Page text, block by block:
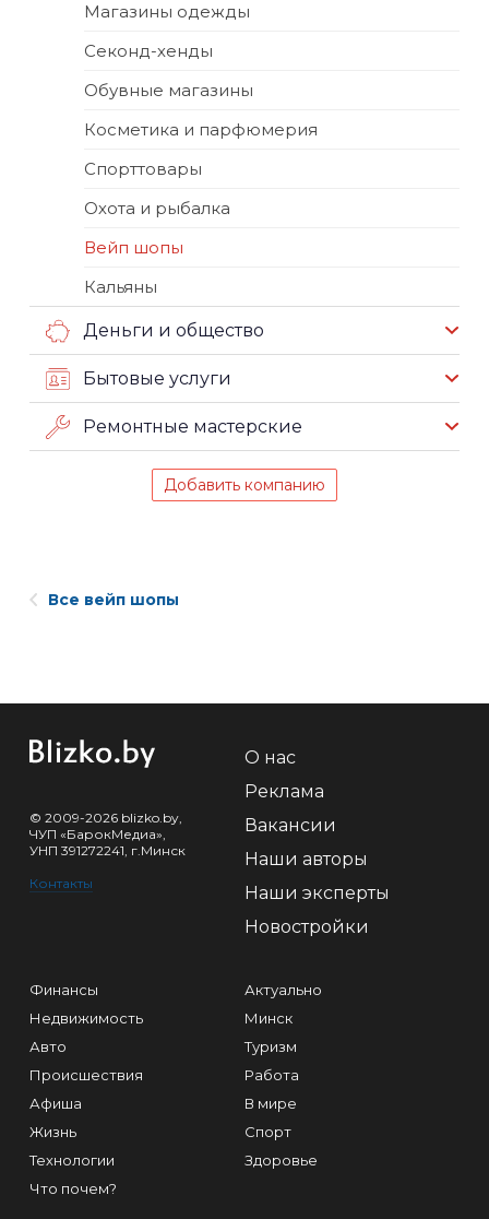
Магазины одежды
Секонд-хенды
Обувные магазины
Косметика и парфюмерия
Спорттовары
Охота и рыбалка
Вейп шопы
Кальяны
Деньги и общество
Бытовые услуги
Ремонтные мастерские
Добавить компанию
Все вейп шопы
© 2009-2026 blizko.by,
ЧУП «БарокМедиа»,
УНП 391272241, г.Минск
Контакты
О нас
Реклама
Вакансии
Наши авторы
Наши эксперты
Новостройки
Финансы
Недвижимость
Авто
Происшествия
Афиша
Жизнь
Технологии
Что почем?
Актуально
Минск
Туризм
Работа
В мире
Спорт
Здоровье